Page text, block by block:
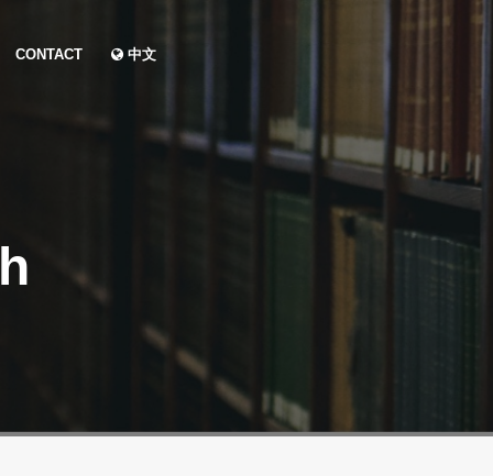
CONTACT 中文